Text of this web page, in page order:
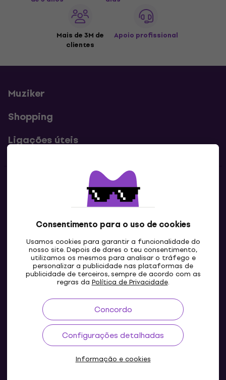
Consentimento para o uso de cookies
Usamos cookies para garantir a funcionalidade do
nosso site. Depois de dares o teu consentimento,
utilizamos os mesmos para analisar o tráfego e
personalizar a publicidade nas plataformas de
publicidade de terceiros, sempre de acordo com as
regras da Política de Privacidade.
Concordo
Configurações detalhadas
Informação e cookies
Mais de 3M de
clientes
Apoio profissional
Muziker
Shopping
Ligações úteis
Contatos
Contacta-nos
PT